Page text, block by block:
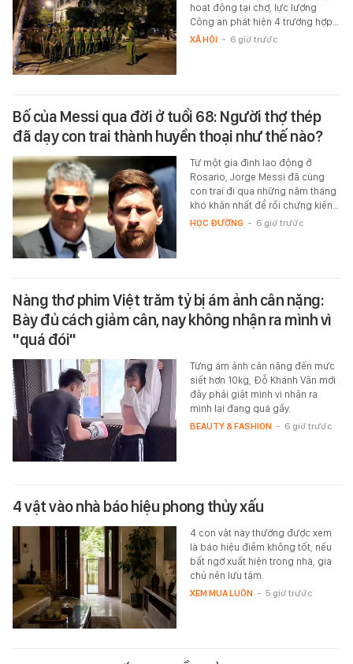
hoạt động tại chợ, lực lượng
Công an phát hiện 4 trường hợp…
XÃ HỘI - 6 giờ trước
Bố của Messi qua đời ở tuổi 68: Người thợ thép
đã dạy con trai thành huyền thoại như thế nào?
Từ một gia đình lao động ở
Rosario, Jorge Messi đã cùng
con trai đi qua những năm tháng
khó khăn nhất để rồi chứng kiến…
HỌC ĐƯỜNG - 6 giờ trước
Nàng thơ phim Việt trăm tỷ bị ám ảnh cân nặng:
Bày đủ cách giảm cân, nay không nhận ra mình vì
"quá đói"
Từng ám ảnh cân nặng đến mức
siết hơn 10kg, Đỗ Khánh Vân mới
đây phải giật mình vì nhận ra
mình lại đang quá gầy.
BEAUTY & FASHION - 6 giờ trước
4 vật vào nhà báo hiệu phong thủy xấu
4 con vật này thường được xem
là báo hiệu điềm không tốt, nếu
bất ngờ xuất hiện trong nhà, gia
chủ nên lưu tâm.
XEM MUA LUÔN - 5 giờ trước